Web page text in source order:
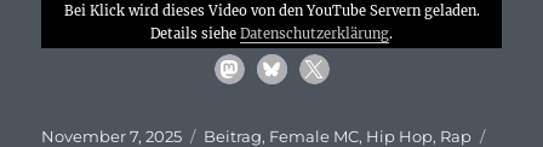
Bei Klick wird dieses Video von den YouTube Servern geladen.
Details siehe Datenschutzerklärung.
Veröffentlicht
November 7, 2025 Kategorien
Beitrag, Female MC, Hip Hop, Rap